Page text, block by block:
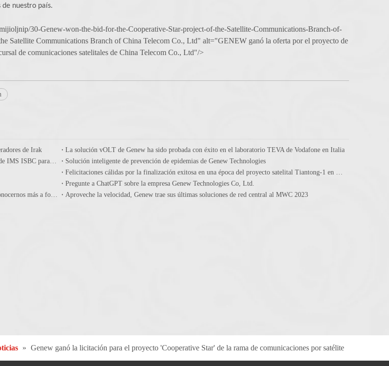
nuestro país.
30-Genew-won-the-bid-for-the-Cooperative-Star-project-of-the-Satellite-Communications-Branch-of-
Satellite Communications Branch of China Telecom Co., Ltd" alt="GENEW ganó la oferta por el proyecto de
de comunicaciones satelitales de China Telecom Co., Ltd"/>
de Irak
La solución vOLT de Genew ha sido probada con éxito en el laboratorio TEVA de Vodafone en Italia
Genew Technologies y Banglalink firmaron un acuerdo para la implementación de IMS ISBC para mejorar todas las comunicaciones móviles IP
Solución inteligente de prevención de epidemias de Genew Technologies
Felicitaciones cálidas por la finalización exitosa en una época del proyecto satelital Tiantong-1 en el sistema de red central cortó
Pregunte a ChatGPT sobre la empresa Genew Technologies Co, Ltd.
¡Gran logro de la línea de productos Core Network el año pasado y le permite conocernos más a fondo antes del Mobile World Congress 2023!
Aproveche la velocidad, Genew trae sus últimas soluciones de red central al MWC 2023
» Genew ganó la licitación para el proyecto 'Cooperative Star' de la rama de comunicaciones por satélite